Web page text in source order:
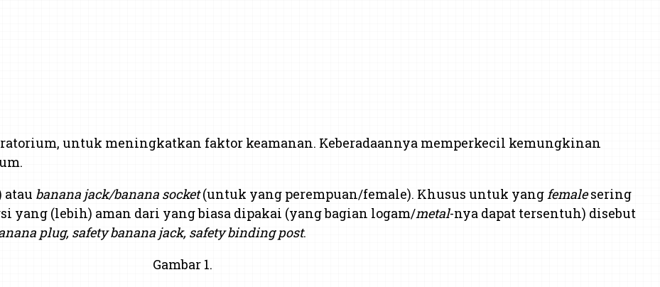
untuk meningkatkan faktor keamanan. Keberadaannya memperkecil kemungkinan
atau banana jack/banana socket(untuk yang perempuan/female). Khusus untuk yangfemalesering
yang (lebih) aman dari yang biasa dipakai (yang bagian logam/metal-nya dapat tersentuh) disebut
plug, safety banana jack, safety binding post.
Gambar 1.